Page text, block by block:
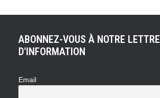
ABONNEZ-VOUS À NOTRE LETTRE
D'INFORMATION
Email